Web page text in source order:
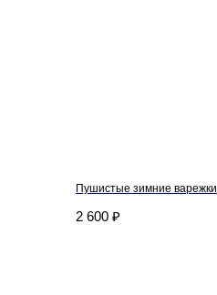
Пушистые зимние варежки
2 600 ₽